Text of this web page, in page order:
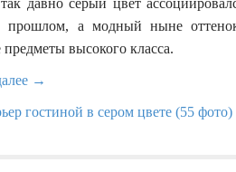
давно серый цвет
прошлом, а модный ныне
высокого класса.
→